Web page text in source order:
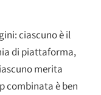
ciascuno è il
di piattaforma,
merita
combinata è ben